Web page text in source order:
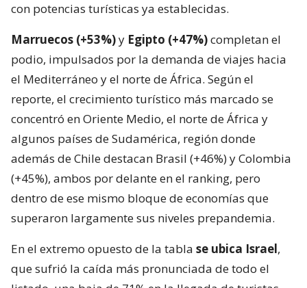
con potencias turísticas ya establecidas.
Marruecos (+53%)y Egipto (+47%)completan el
podio, impulsados por la demanda de viajes hacia
el Mediterráneo y el norte de África. Según el
reporte, el crecimiento turístico más marcado se
concentró en Oriente Medio, el norte de África y
algunos países de Sudamérica, región donde
además de Chile destacan Brasil (+46%) y Colombia
(+45%), ambos por delante en el ranking, pero
dentro de ese mismo bloque de economías que
superaron largamente sus niveles prepandemia.
En el extremo opuesto de la tabla se ubica Israel,
que sufrió la caída más pronunciada de todo el